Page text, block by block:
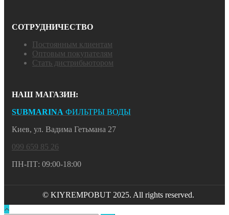
СОТРУДНИЧЕСТВО
Постоянным клиентам
Оптовым покупателям
Стать дистрибьютором
НАШ МАГАЗИН:
SUBMARINA ФИЛЬТРЫ ВОДЫ
Киев, ул. Вадима Гетьмана 27
099 659 85 26
ПН-ПТ: 09:00-18:00
© KIYREMPOBUT 2025. All rights reserved.